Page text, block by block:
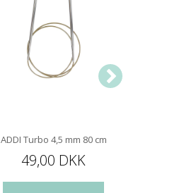
ADDI Turbo 4,5 mm 80 cm
49,00 DKK